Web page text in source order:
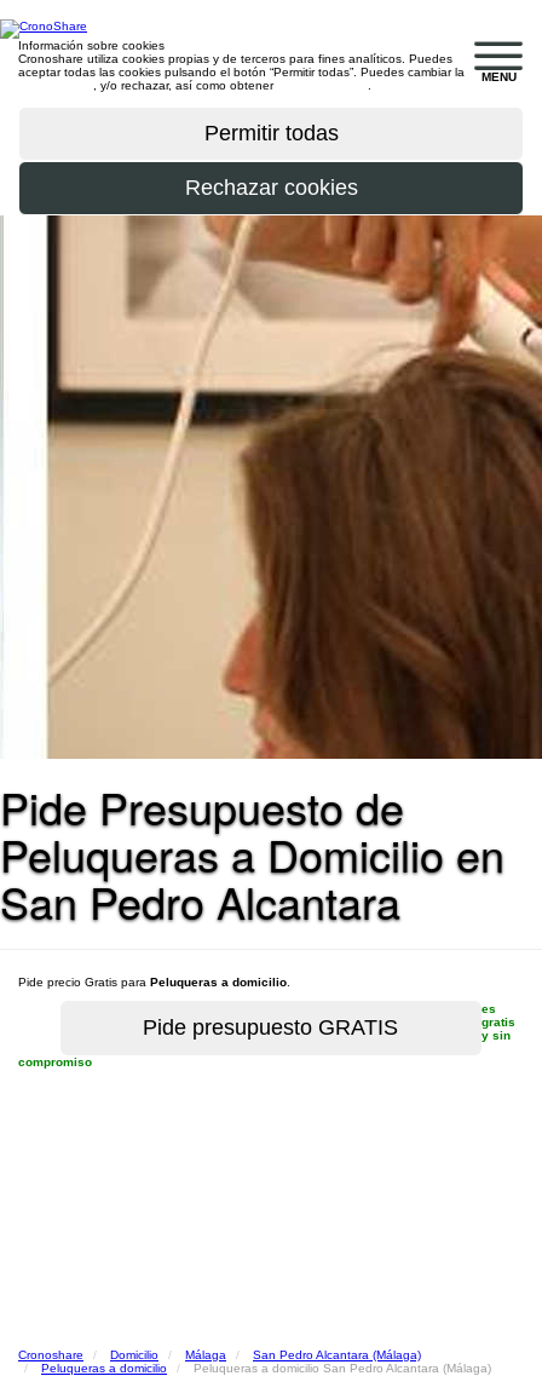
MENU
Información sobre cookies
Cronoshare utiliza cookies propias y de terceros para fines analíticos. Puedes
aceptar todas las cookies pulsando el botón “Permitir todas”. Puedes cambiar la
, y/o rechazar, así como obtener
Pide Presupuesto de
Peluqueras a Domicilio en
San Pedro Alcantara
Pide precio Gratis para Peluqueras a domicilio
es
gratis
y sin
compromiso
Cronoshare Domicilio Málaga
San Pedro Alcantara (Málaga)
Peluqueras a domicilio
Peluqueras a domicilio San Pedro Alcantara (Málaga)